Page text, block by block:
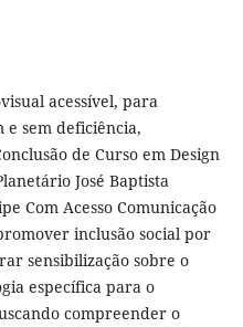
acessível, para
e sem deficiência,
de Curso em Design
José Baptista
Com Acesso Comunicação
inclusão social por
sensibilização sobre o
específica para o
compreender o